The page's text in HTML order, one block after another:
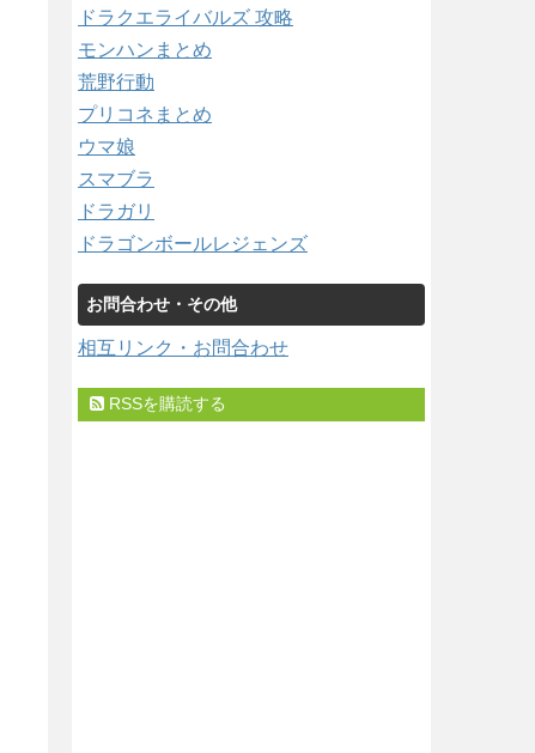
ドラクエライバルズ 攻略
モンハンまとめ
荒野行動
プリコネまとめ
ウマ娘
スマブラ
ドラガリ
ドラゴンボールレジェンズ
お問合わせ・その他
相互リンク・お問合わせ
RSSを購読する